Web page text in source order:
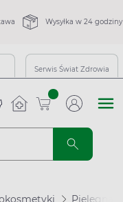
Wysyłka w 24 godziny
Serwis Świat Zdrowia
sztuk